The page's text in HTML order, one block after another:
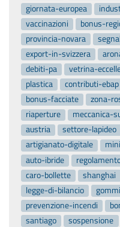
giornata-europea
vaccinazioni
bonus-
provincia-novara
export-in-svizzera
debiti-pa
vetrina-
plastica
contributi-ebap
bonus-facciate
zona-
riaperture
meccanica-
austria
settore-lapideo
artigianato-digitale
auto-ibride
caro-bollette
shanghai
legge-di-bilancio
prevenzione-incendi
santiago
sospensione